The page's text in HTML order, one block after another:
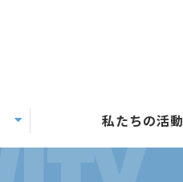
私たちの活動